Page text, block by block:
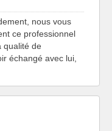
nous vous
ce professionnel
qualité de
échangé avec lui,